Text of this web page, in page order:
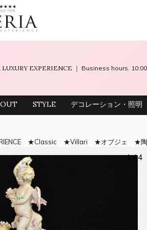
LUXURY EXPERIENCE ｜ Business hours.
STYLE デコレーション・照明
Classic Villari オブジェ
1 / 4